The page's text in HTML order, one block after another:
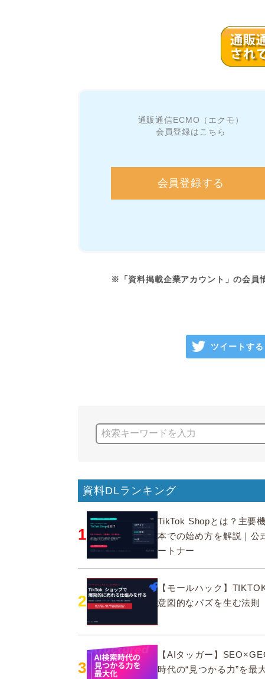
通販通信ECMO（エクモ）
会員登録はこちら
会員登録する
※「資料掲載企業アカウント」の会員
ツイートする
資料DLランキング
1
TikTok Shopとは？主要
本での始め方を解説｜公
ートナー
2
【モールハック】
意図的なバズを生む法則
3
【AIタッガー】
時代の“見つかる力”を最